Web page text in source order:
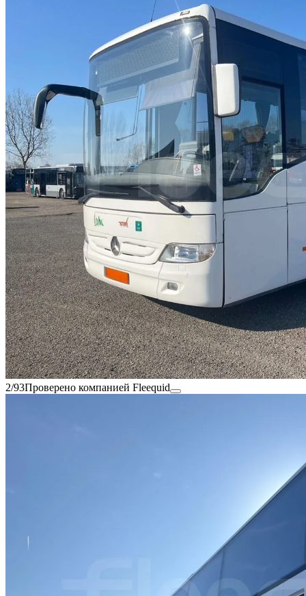
2/93Проверено компанией Fleequid